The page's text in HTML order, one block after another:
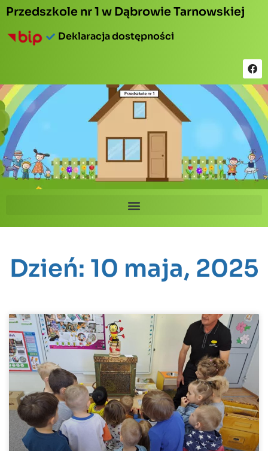
Przedszkole nr 1 w Dąbrowie Tarnowskiej
Deklaracja dostępności
Dzień: 10 maja, 2025